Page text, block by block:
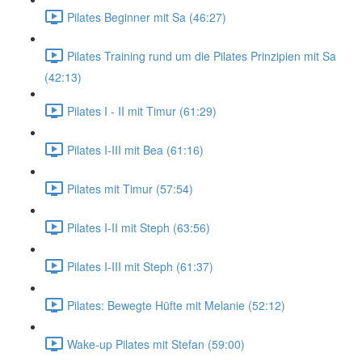
Pilates Beginner mit Sa (46:27)
Pilates Training rund um die Pilates Prinzipien mit Sa
(42:13)
Pilates I - II mit Timur (61:29)
Pilates I-III mit Bea (61:16)
Pilates mit Timur (57:54)
Pilates I-II mit Steph (63:56)
Pilates I-III mit Steph (61:37)
Pilates: Bewegte Hüfte mit Melanie (52:12)
Wake-up Pilates mit Stefan (59:00)